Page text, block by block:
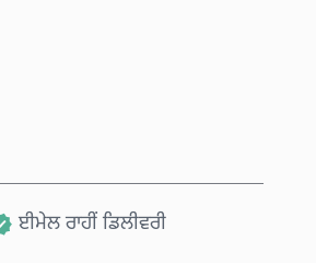
ਈਮੇਲ ਰਾਹੀਂ ਡਿਲੀਵਰੀ